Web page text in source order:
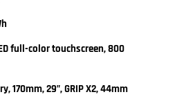
full-color touchscreen, 800
170mm, 29”, GRIP X2, 44mm